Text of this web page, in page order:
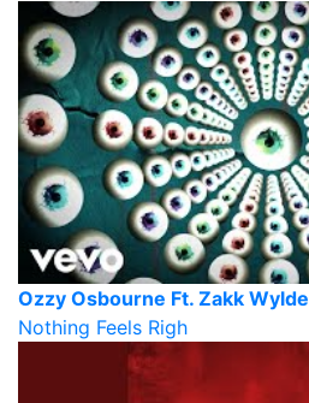
Ozzy Osbourne Ft. Zakk Wylde
Nothing Feels Righ